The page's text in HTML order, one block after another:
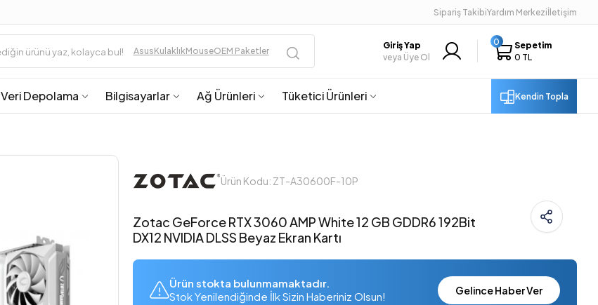
Sipariş TakibiYardım Merkeziİletişim
AsusKulaklıkMouseOEM Paketler
Giriş Yap
veya Üye Ol
0
Sepetim
0 TL
Veri Depolama Bilgisayarlar Ağ Ürünleri Tüketici Ürünleri Kendin Topla
Ürün Kodu: ZT-A30600F-10P
Zotac GeForce RTX 3060 AMP White 12 GB GDDR6 192Bit
DX12 NVIDIA DLSS Beyaz Ekran Kartı
Ürün stokta bulunmamaktadır.
Stok Yenilendiğinde İlk Sizin Haberiniz Olsun!
Gelince Haber Ver